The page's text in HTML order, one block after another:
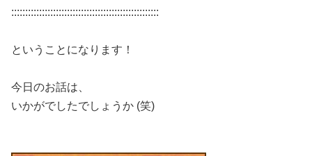
:::::::::::::::::::::::::::::::::::::::::::::::::::::
ということになります！
今日のお話は、
いかがでしたでしょうか (笑)